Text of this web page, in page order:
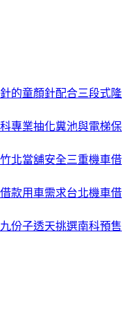
的童顏針配合三段式隆
專業抽化糞池與電梯保
北當舖安全三重機車借
款用車需求台北機車借
份子透天挑選南科預售